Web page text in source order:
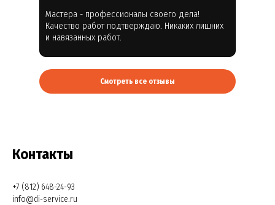
Мастера - профессионалы своего дела!
Качество работ подтверждаю. Никаких лишних
и навязанных работ.
Смотреть все отзывы
Контакты
+7 (812) 648-24-93
info@di-service.ru